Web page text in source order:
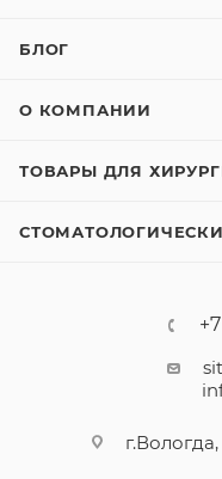
БЛОГ
О КОМПАНИИ
ТОВАРЫ ДЛЯ